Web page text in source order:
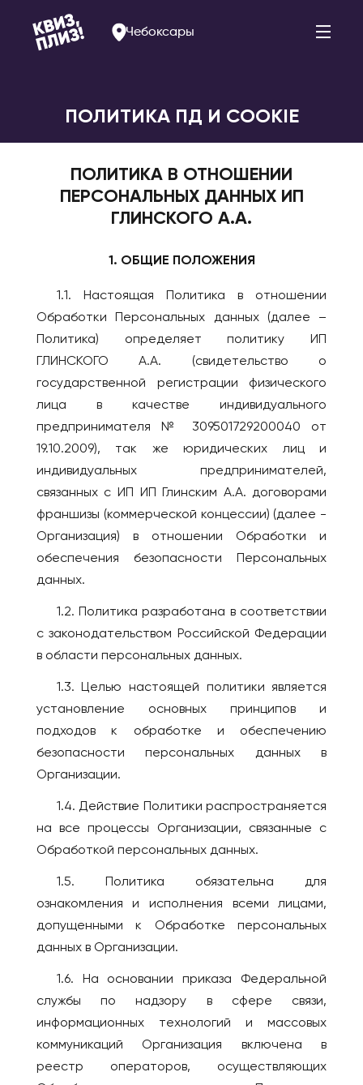
Чебоксары
Альметьевск
Великий Новгород
Владивосток
Владикавказ
Владимир
Волгоград
Волгодонск
Ессентуки
Железногорск
Калининград
Коломна
Комсомольск-на-
Ереван
БЕЛАРУСЬ
Витебск
ВЕЛИКОБРИТАНИЯ
Лондон
ВЬЕТНАМ
Дананг
Нячанг
ГРУЗИЯ
Батуми
ИЗРАИЛЬ
Беэр-Шева
Иерусалим
Израиль
Кармиэль
Тель-Авив
ИНДОНЕЗИЯ
Бали
ПОЛИТИКА ПД И COOKIE
ПОЛИТИКА В ОТНОШЕНИИ
ПЕРСОНАЛЬНЫХ ДАННЫХ ИП
ГЛИНСКОГО А.А.
1. ОБЩИЕ ПОЛОЖЕНИЯ
1.1. Настоящая Политика в отношении
Обработки Персональных данных (далее –
Политика) определяет политику ИП
ГЛИНСКОГО А.А. (свидетельство о
государственной регистрации физического
лица в качестве индивидуального
предпринимателя № 309501729200040 от
19.10.2009), так же юридических лиц и
индивидуальных предпринимателей,
связанных с ИП ИП Глинским А.А. договорами
франшизы (коммерческой концессии) (далее -
Организация) в отношении Обработки и
обеспечения безопасности Персональных
данных.
1.2. Политика разработана в соответствии
с законодательством Российской Федерации
в области персональных данных.
1.3. Целью настоящей политики является
установление основных принципов и
подходов к обработке и обеспечению
безопасности персональных данных в
Организации.
1.4. Действие Политики распространяется
на все процессы Организации, связанные с
Обработкой персональных данных.
1.5. Политика обязательна для
ознакомления и исполнения всеми лицами,
допущенными к Обработке персональных
данных в Организации.
1.6. На основании приказа Федеральной
службы по надзору в сфере связи,
информационных технологий и массовых
коммуникаций Организация включена в
реестр операторов, осуществляющих